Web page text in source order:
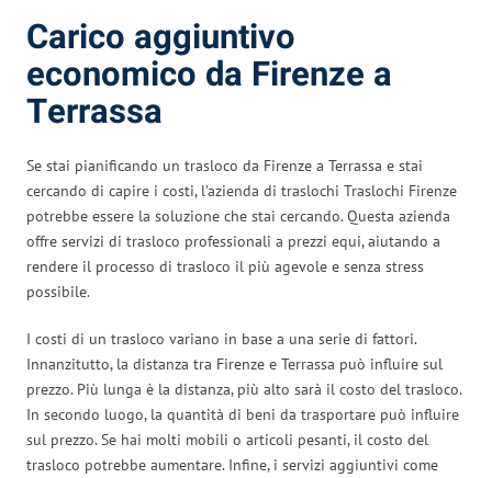
Carico aggiuntivo
economico da Firenze a
Terrassa
Se stai pianificando un trasloco da Firenze a Terrassa e stai
cercando di capire i costi, l’azienda di traslochi Traslochi Firenze
potrebbe essere la soluzione che stai cercando. Questa azienda
offre servizi di trasloco professionali a prezzi equi, aiutando a
rendere il processo di trasloco il più agevole e senza stress
possibile.
I costi di un trasloco variano in base a una serie di fattori.
Innanzitutto, la distanza tra Firenze e Terrassa può influire sul
prezzo. Più lunga è la distanza, più alto sarà il costo del trasloco.
In secondo luogo, la quantità di beni da trasportare può influire
sul prezzo. Se hai molti mobili o articoli pesanti, il costo del
trasloco potrebbe aumentare. Infine, i servizi aggiuntivi come